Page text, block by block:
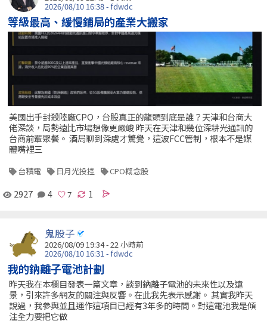
2026/08/10 16:38 - fdwdc
等級最高、緩慢鋪局的產業大搬家
美國出手封殺陸廠CPO，台股真正的龍頭到底是誰？天津和台商大
佬深談，局勢遠比市場想像更嚴峻 昨天在天津和幾位深耕光通訊的
台商前輩聚餐。 酒局聊到深處才驚覺，這波FCC管制，根本不是媒
體嘴裡三
台積電 日月光投控 CPO概念股
2927 4 1
鬼股子
2026/08/09 19:34 -22 小時前
2026/08/10 16:31 - fdwdc
我的鈉離子電池計劃
昨天我在本欄目發表一篇文章，談到鈉離子電池的未來性以及遠
景，引來許多網友的關注與反響。在此我先表示感謝。 其實我昨天
說過，我參與並且運作這項目已經有3年多的時間。對這電池我是傾
注全力要把它做